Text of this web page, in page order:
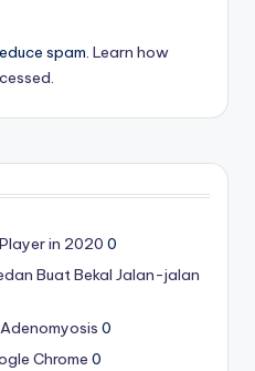
spam. Learn how
in 2020 0
Buat Bekal Jalan-jalan
0
Chrome 0